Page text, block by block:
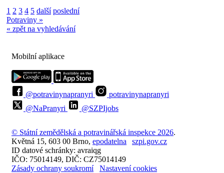
1 2 3 4 5 další poslední
Potraviny »
« zpět na vyhledávání
Mobilní aplikace
@potravinynapranyri
potravinynapranyri
@NaPranyri
@SZPIjobs
© Státní zemědělská a potravinářská inspekce 2026.
Květná 15, 603 00 Brno, epodatelna
szpi.gov.cz
ID datové schránky: avraiqg
IČO: 75014149, DIČ: CZ75014149
Zásady ochrany soukromí
Nastavení cookies